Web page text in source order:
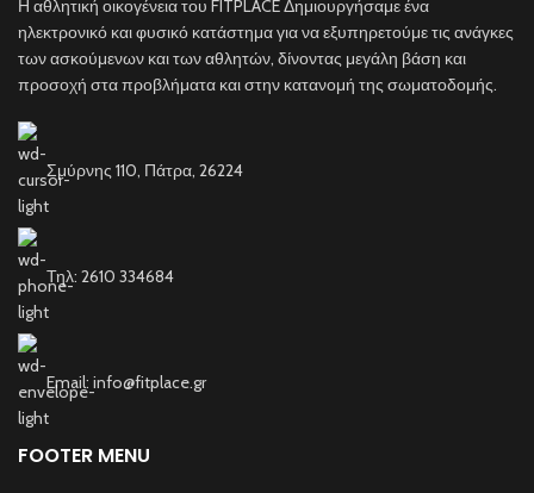
Η αθλητική οικογένεια του FITPLACE Δημιουργήσαμε ένα
ηλεκτρονικό και φυσικό κατάστημα για να εξυπηρετούμε τις ανάγκες
των ασκούμενων και των αθλητών, δίνοντας μεγάλη βάση και
προσοχή στα προβλήματα και στην κατανομή της σωματοδομής.
Σμύρνης 110, Πάτρα, 26224
Τηλ: 2610 334684
Email: info@fitplace.gr
FOOTER MENU